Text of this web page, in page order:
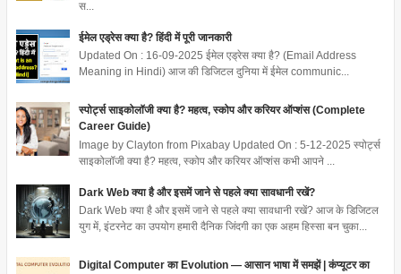
स...
ईमेल एड्रेस क्या है? हिंदी में पूरी जानकारी
Updated On : 16-09-2025 ईमेल एड्रेस क्या है? (Email Address
Meaning in Hindi) आज की डिजिटल दुनिया में ईमेल communic...
स्पोर्ट्स साइकोलॉजी क्या है? महत्व, स्कोप और करियर ऑप्शंस (Complete
Career Guide)
Image by Clayton from Pixabay Updated On : 5-12-2025 स्पोर्ट्स
साइकोलॉजी क्या है? महत्व, स्कोप और करियर ऑप्शंस कभी आपने ...
Dark Web क्या है और इसमें जाने से पहले क्या सावधानी रखें?
Dark Web क्या है और इसमें जाने से पहले क्या सावधानी रखें? आज के डिजिटल
युग में, इंटरनेट का उपयोग हमारी दैनिक जिंदगी का एक अहम हिस्सा बन चुका...
Digital Computer का Evolution — आसान भाषा में समझें | कंप्यूटर का